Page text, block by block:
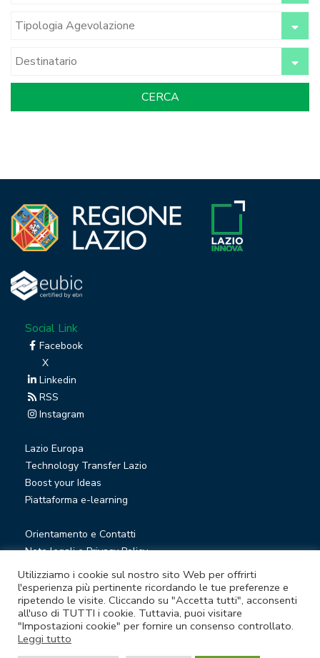
Social Link
Facebook
X
Linkedin
RSS
Instagram
Lazio Europa
Technology Transfer Lazio
Boost your Ideas
Piattaforma e-learning
Orientamento e Contatti
Note legali e Privacy Policy
Privacy Newsletter
Società trasparente
Whistleblowing
© Lazio Innova S.p.A. società soggetta a direzione e
Utilizziamo i cookie sul nostro sito Web per offrirti
l'esperienza più pertinente ricordando le tue preferenze e
ripetendo le visite. Cliccando su "Accetta tutti", acconsenti
all'uso di TUTTI i cookie. Tuttavia, puoi visitare
"Impostazioni cookie" per fornire un consenso controllato.
Leggi tutto